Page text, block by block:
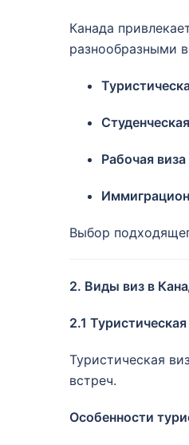
Канада
разнообразными
Рабочая
Выбор
2. Виды виз в
2.1
Туристическая
встреч.
Особенности